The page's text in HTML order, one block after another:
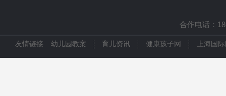
合作电话：
友情链接 幼儿园教案 育儿资讯 健康孩子网 上海国